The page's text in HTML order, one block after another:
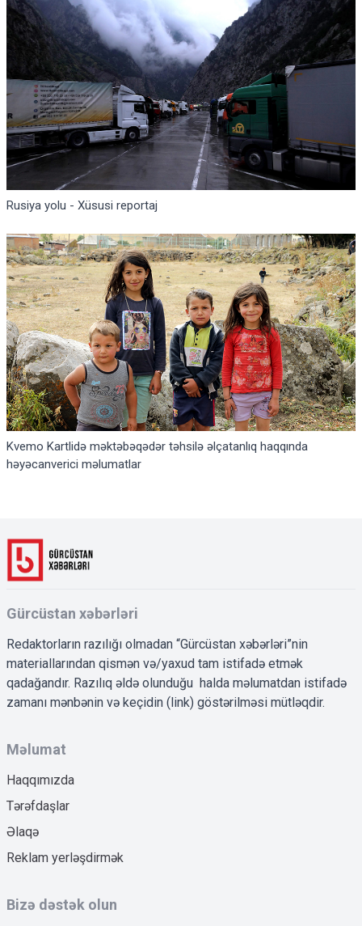
Rusiya yolu - Xüsusi reportaj
Kvemo Kartlidə məktəbəqədər təhsilə əlçatanlıq haqqında
həyəcanverici məlumatlar
Gürcüstan xəbərləri
Redaktorların razılığı olmadan “Gürcüstan xəbərləri”nin
materiallarından qismən və/yaxud tam istifadə etmək
qadağandır. Razılıq əldə olunduğu halda məlumatdan istifadə
zamanı mənbənin və keçidin (link) göstərilməsi mütləqdir.
Məlumat
Haqqımızda
Tərəfdaşlar
Əlaqə
Reklam yerləşdirmək
Bizə dəstək olun